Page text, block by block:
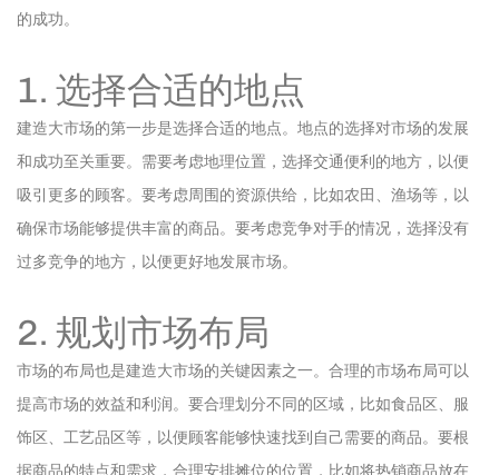
的成功。
1. 选择合适的地点
建造大市场的第一步是选择合适的地点。地点的选择对市场的发展
和成功至关重要。需要考虑地理位置，选择交通便利的地方，以便
吸引更多的顾客。要考虑周围的资源供给，比如农田、渔场等，以
确保市场能够提供丰富的商品。要考虑竞争对手的情况，选择没有
过多竞争的地方，以便更好地发展市场。
2. 规划市场布局
市场的布局也是建造大市场的关键因素之一。合理的市场布局可以
提高市场的效益和利润。要合理划分不同的区域，比如食品区、服
饰区、工艺品区等，以便顾客能够快速找到自己需要的商品。要根
据商品的特点和需求，合理安排摊位的位置，比如将热销商品放在